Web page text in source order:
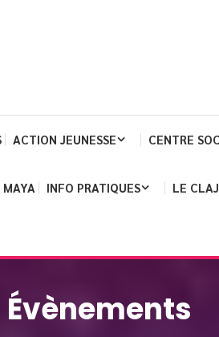
ACTION JEUNESSE CENTRE
INFO PRATIQUES LE
Évènements